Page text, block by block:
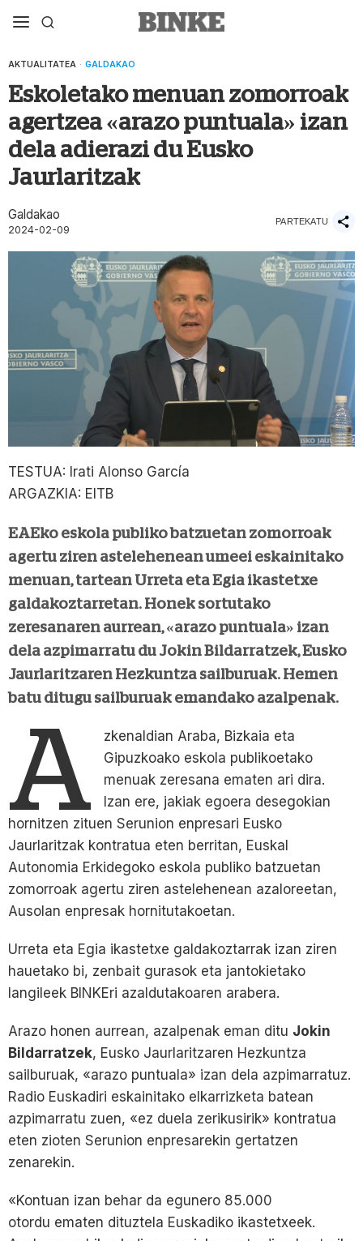
AKTUALITATEA · GALDAKAO
Eskoletako menuan zomorroak
agertzea «arazo puntuala» izan
dela adierazi du Eusko
Jaurlaritzak
Galdakao
2024-02-09
PARTEKATU
TESTUA: Irati Alonso García
ARGAZKIA: EITB
EAEko eskola publiko batzuetan zomorroak
agertu ziren astelehenean umeei eskainitako
menuan, tartean Urreta eta Egia ikastetxe
galdakoztarretan. Honek sortutako
zeresanaren aurrean, «arazo puntuala» izan
dela azpimarratu du Jokin Bildarratzek, Eusko
Jaurlaritzaren Hezkuntza sailburuak. Hemen
batu ditugu sailburuak emandako azalpenak.
A
zkenaldian Araba, Bizkaia eta
Gipuzkoako eskola publikoetako
menuak zeresana ematen ari dira.
Izan ere, jakiak egoera desegokian
hornitzen zituen Serunion enpresari Eusko
Jaurlaritzak kontratua eten berritan, Euskal
Autonomia Erkidegoko eskola publiko batzuetan
zomorroak agertu ziren astelehenean azaloreetan,
Ausolan enpresak hornitutakoetan.
Urreta eta Egia ikastetxe galdakoztarrak izan ziren
hauetako bi, zenbait gurasok eta jantokietako
langileek BINKEri azaldutakoaren arabera.
Arazo honen aurrean, azalpenak eman ditu Jokin
Bildarratzek, Eusko Jaurlaritzaren Hezkuntza
sailburuak, «arazo puntuala» izan dela azpimarratuz.
Radio Euskadiri eskainitako elkarrizketa batean
azpimarratu zuen, «ez duela zerikusirik» kontratua
eten zioten Serunion enpresarekin gertatzen
zenarekin.
«Kontuan izan behar da egunero 85.000
otordu ematen dituztela Euskadiko ikastetxeek.